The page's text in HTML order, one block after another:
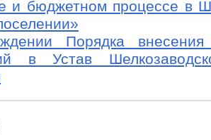
и бюджетном процессе в
Порядка
в Устав